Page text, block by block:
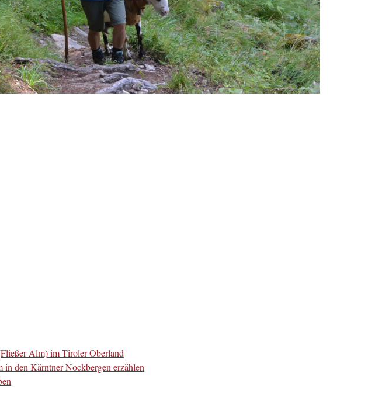
Alm) im Tiroler Oberland
den Kärntner Nockbergen erzählen